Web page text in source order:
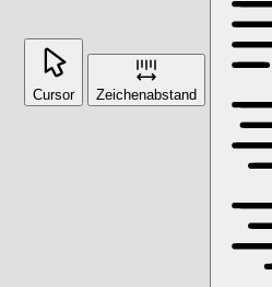
Cursor Zeichenabstand